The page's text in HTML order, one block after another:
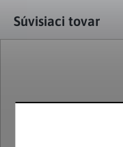
Súvisiaci tovar